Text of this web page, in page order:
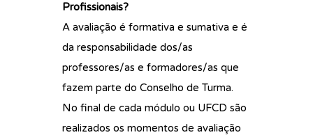
Profissionais?
A avaliação é formativa e sumativa e é
da responsabilidade dos/as
professores/as e formadores/as que
fazem parte do Conselho de Turma.
No final de cada módulo ou UFCD são
realizados os momentos de avaliação